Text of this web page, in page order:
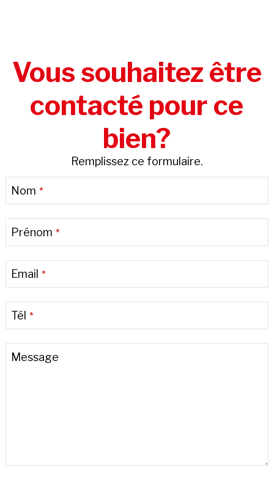
Vous souhaitez être
contacté pour ce
bien?
Remplissez ce formulaire.
Nom *
Prénom *
Email *
Tél *
Message